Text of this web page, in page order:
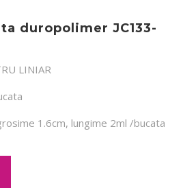
duropolimer JC133-
LINIAR
1.6cm, lungime 2ml /bucata